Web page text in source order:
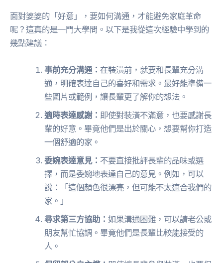
面對婆婆的「好意」，要如何溝通，才能避免家庭革命
呢？這真的是一門大學問。以下是我從這次經驗中學到的
幾點建議：
事前充分溝通：在裝潢前，就要和長輩充分溝
通，明確表達自己的喜好和需求。最好能準備一
些圖片或範例，讓長輩更了解你的想法。
適時表達感謝： 即使對裝潢不滿意，也要感謝長
輩的好意。畢竟他們是出於關心，想要幫你打造
一個舒適的家。
委婉表達意見： 不要直接批評長輩的品味或選
擇，而是委婉地表達自己的意見。例如，可以
說：「這個顏色很漂亮，但可能不太適合我們的
家。」
尋求第三方協助：如果溝通困難，可以請老公或
朋友幫忙協調。畢竟他們是長輩比較能接受的
人。